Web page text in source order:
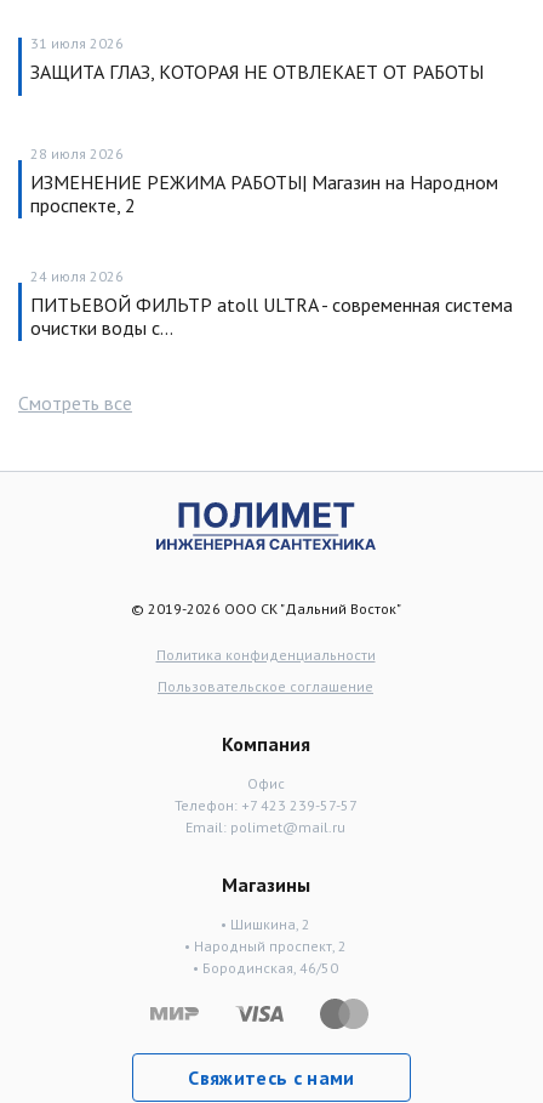
31 июля 2026
ЗАЩИТА ГЛАЗ, КОТОРАЯ НЕ ОТВЛЕКАЕТ ОТ РАБОТЫ
28 июля 2026
ИЗМЕНЕНИЕ РЕЖИМА РАБОТЫ| Магазин на Народном
проспекте, 2
24 июля 2026
ПИТЬЕВОЙ ФИЛЬТР atoll ULTRA - современная система
очистки воды с…
Смотреть все
© 2019-2026 ООО СК "Дальний Восток"
Политика конфиденциальности
Пользовательское соглашение
Компания
Офис
Телефон: +7 423 239-57-57
Email: polimet@mail.ru
Магазины
• Шишкина, 2
• Народный проспект, 2
• Бородинская, 46/50
Свяжитесь с нами